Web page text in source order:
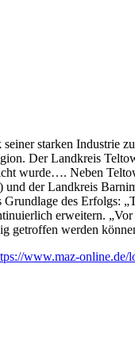
starken
Der Landkreis
wurde…. Neben
und der Landkreis
des Erfolgs:
erweitern.
getroffen werden
www.maz-online.de/